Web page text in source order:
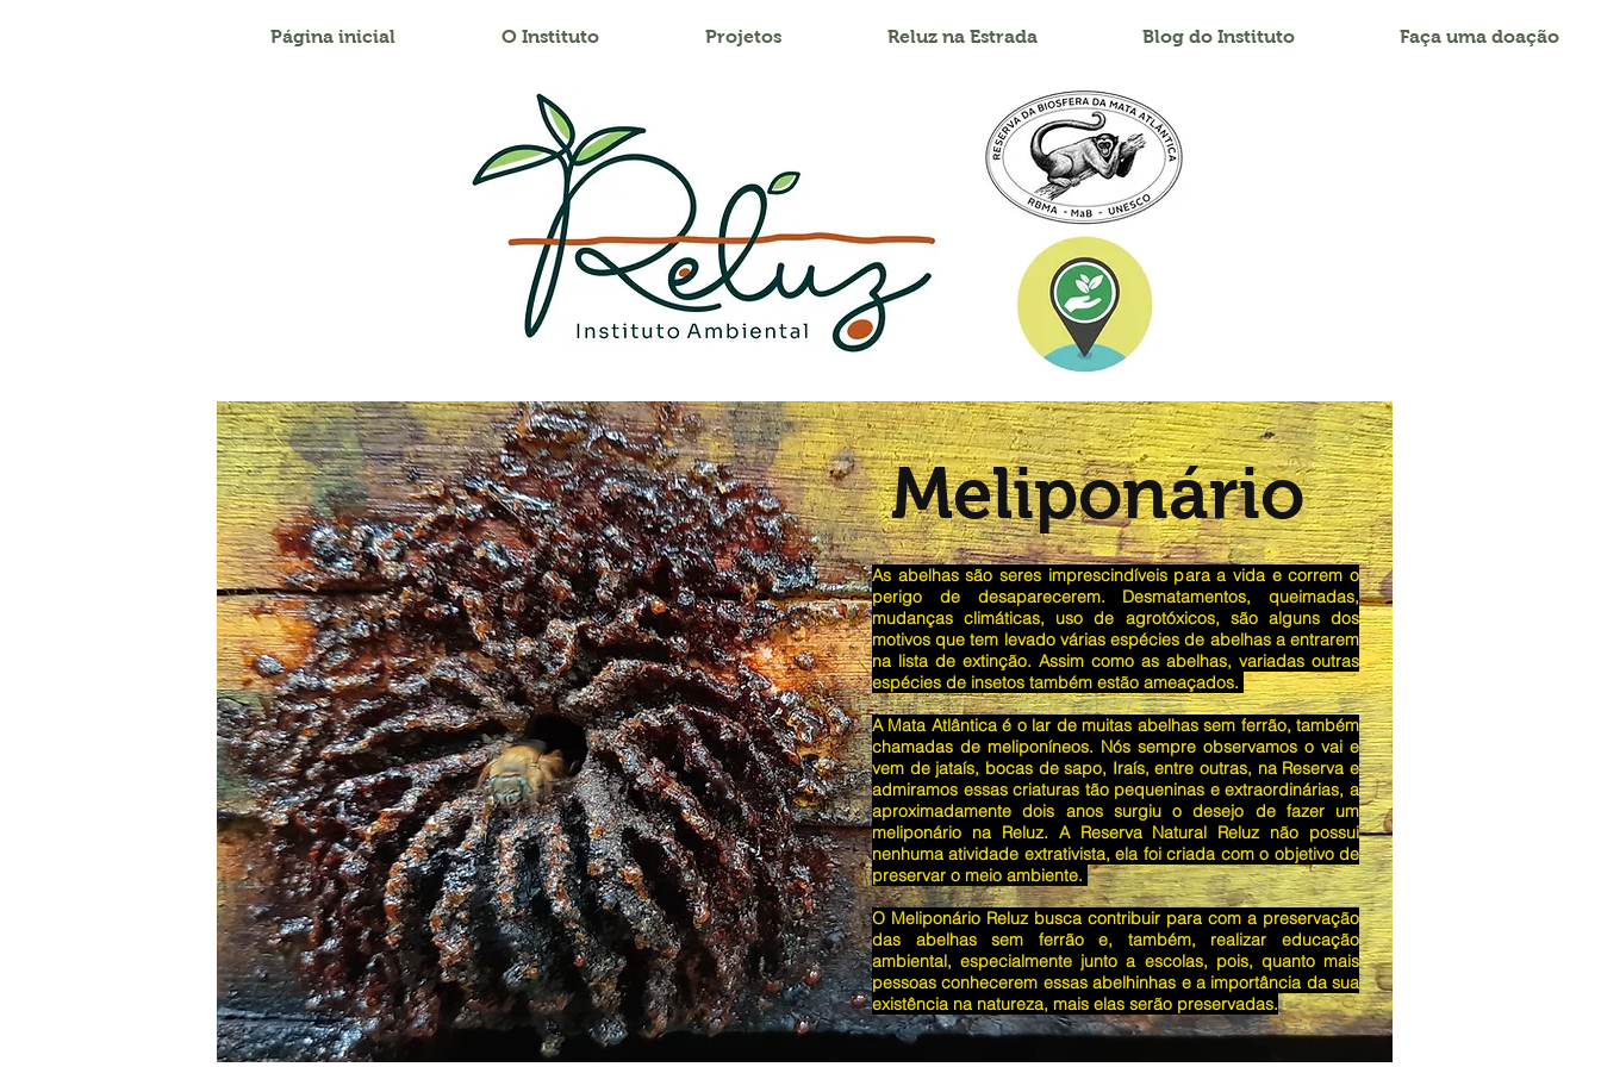
Página inicial O Instituto Projetos Reluz na Estrada Blog do Instituto Faça uma doação
As abelhas são seres imprescindíveis para a vida e correm o
perigo de desaparecerem. Desmatamentos, queimadas,
mudanças climáticas, uso de agrotóxicos, são alguns dos
motivos que tem levado várias espécies de abelhas a entrarem
na lista de extinção. Assim como as abelhas, variadas outras
espécies de insetos também estão ameaçados.
A Mata Atlântica é o lar de muitas abelhas sem ferrão, também
chamadas de meliponíneos. Nós sempre observamos o vai e
vem de jataís, bocas de sapo, Iraís, entre outras, na Reserva e
admiramos essas criaturas tão pequeninas e extraordinárias, a
aproximadamente dois anos surgiu o desejo de fazer um
meliponário na Reluz. A Reserva Natural Reluz não possui
nenhuma atividade extrativista, ela foi criada com o objetivo de
preservar o meio ambiente.
O Meliponário Reluz busca contribuir para com a preservação
das abelhas sem ferrão e, também, realizar educação
ambiental, especialmente junto a escolas, pois, quanto mais
pessoas conhecerem essas abelhinhas e a importância da sua
existência na natureza, mais elas serão preservadas.
Meliponário